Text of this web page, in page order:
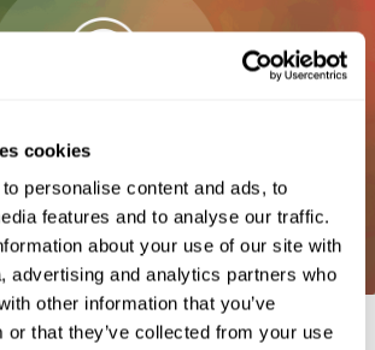
cookies
personalise content and ads, to
features and to analyse our traffic.
about your use of our site with
advertising and analytics partners who
other information that you’ve
or that they’ve collected from your use